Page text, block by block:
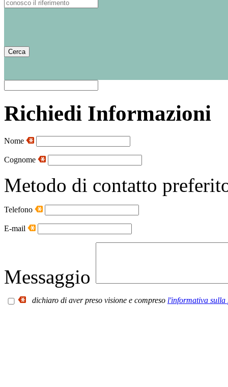
Richiedi Informazioni
Nome
Cognome
Metodo di contatto
Telefono
E-mail
Messaggio
dichiaro di aver preso visione e compreso l'informativa sulla